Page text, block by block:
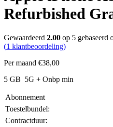
Refurbished
Gewaardeerd 2.00 op 5 gebaseerd
(1 klantbeoordeling)
Per maand €38,00
5 GB 5G + Onbp min
Abonnement
Toestelbundel:
Contractduur: